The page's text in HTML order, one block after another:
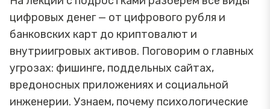
цифровых денег — от цифрового рубля и
банковских карт до криптовалют и
внутриигровых активов. Поговорим о главных
угрозах: фишинге, поддельных сайтах,
вредоносных приложениях и социальной
инженерии. Узнаем, почему психологические